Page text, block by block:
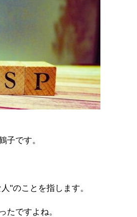
子です。
"のことを指します。
たですよね。